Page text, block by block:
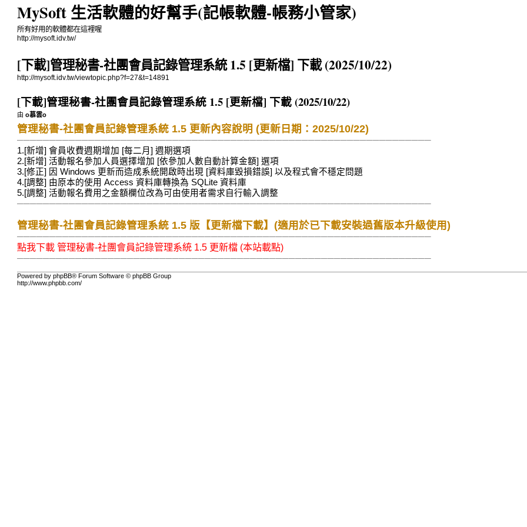
MySoft 生活軟體的好幫手(記帳軟體-帳務小管家)
所有好用的軟體都在這裡喔
http://mysoft.idv.tw/
[下載]管理秘書-社團會員記錄管理系統 1.5 [更新檔] 下載 (2025/10/22)
http://mysoft.idv.tw/viewtopic.php?f=27&t=14891
[下載]管理秘書-社團會員記錄管理系統 1.5 [更新檔] 下載 (2025/10/22)
由o慕雲o
管理秘書-社團會員記錄管理系統 1.5 更新內容說明 (更新日期：2025/10/22)
────────────────────────────────────────────────────────────────
1.[新增] 會員收費週期增加 [每二月] 週期選項
2.[新增] 活動報名參加人員選擇增加 [依參加人數自動計算金額] 選項
3.[修正] 因 Windows 更新而造成系統開啟時出現 [資料庫毀損錯誤] 以及程式會不穩定問題
4.[調整] 由原本的使用 Access 資料庫轉換為 SQLite 資料庫
5.[調整] 活動報名費用之金額欄位改為可由使用者需求自行輸入調整
────────────────────────────────────────────────────────────────
管理秘書-社團會員記錄管理系統 1.5 版【更新檔下載】(適用於已下載安裝過舊版本升級使用)
────────────────────────────────────────────────────────────────
點我下載 管理秘書-社團會員記錄管理系統 1.5 更新檔 (本站載點)
────────────────────────────────────────────────────────────────
Powered by phpBB® Forum Software © phpBB Group
http://www.phpbb.com/